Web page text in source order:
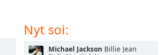
Nyt soi:
Michael Jackson Billie Jean